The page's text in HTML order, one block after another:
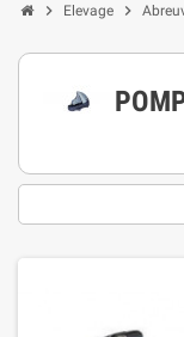
chevron_right Elevage chevron_right